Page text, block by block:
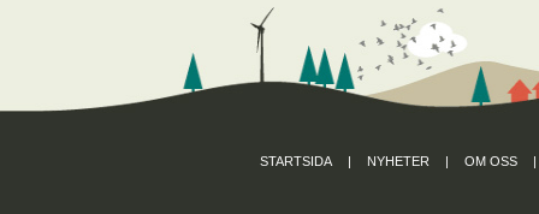
STARTSIDA | NYHETER | OM OSS |